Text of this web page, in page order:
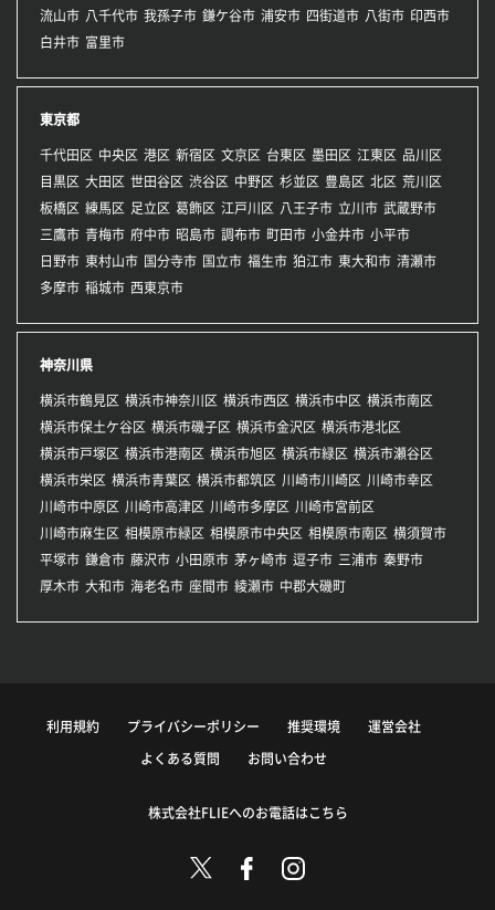
流山市 八千代市 我孫子市 鎌ケ谷市 浦安市 四街道市 八街市 印西市
白井市 富里市
東京都
千代田区 中央区 港区 新宿区 文京区 台東区 墨田区 江東区 品川区
目黒区 大田区 世田谷区 渋谷区 中野区 杉並区 豊島区 北区 荒川区
板橋区 練馬区 足立区 葛飾区 江戸川区 八王子市 立川市 武蔵野市
三鷹市 青梅市 府中市 昭島市 調布市 町田市 小金井市 小平市
日野市 東村山市 国分寺市 国立市 福生市 狛江市 東大和市 清瀬市
多摩市 稲城市 西東京市
神奈川県
横浜市鶴見区 横浜市神奈川区 横浜市西区 横浜市中区 横浜市南区
横浜市保土ケ谷区 横浜市磯子区 横浜市金沢区 横浜市港北区
横浜市戸塚区 横浜市港南区 横浜市旭区 横浜市緑区 横浜市瀬谷区
横浜市栄区 横浜市青葉区 横浜市都筑区 川崎市川崎区 川崎市幸区
川崎市中原区 川崎市高津区 川崎市多摩区 川崎市宮前区
川崎市麻生区 相模原市緑区 相模原市中央区 相模原市南区 横須賀市
平塚市 鎌倉市 藤沢市 小田原市 茅ヶ崎市 逗子市 三浦市 秦野市
厚木市 大和市 海老名市 座間市 綾瀬市 中郡大磯町
利用規約 プライバシーポリシー 推奨環境 運営会社
よくある質問 お問い合わせ
株式会社FLIEへのお電話はこちら